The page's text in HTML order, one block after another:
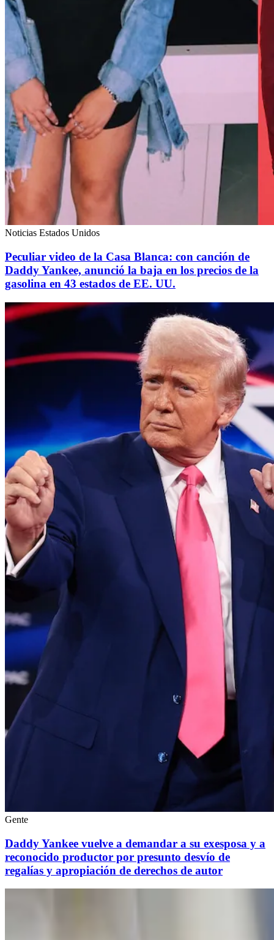
Noticias Estados Unidos
Peculiar video de la Casa Blanca: con canción de
Daddy Yankee, anunció la baja en los precios de la
gasolina en 43 estados de EE. UU.
Gente
Daddy Yankee vuelve a demandar a su exesposa y a
reconocido productor por presunto desvío de
regalías y apropiación de derechos de autor